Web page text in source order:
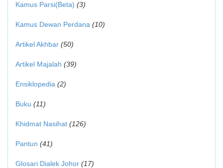
Kamus Parsi(Beta) (3)
Kamus Dewan Perdana (10)
Artikel Akhbar (50)
Artikel Majalah (39)
Ensiklopedia (2)
Buku (11)
Khidmat Nasihat (126)
Pantun (41)
Glosari Dialek Johor (17)